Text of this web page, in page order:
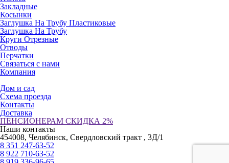
Закладные
Косынки
Заглушка На Трубу Пластиковые
Заглушка На Трубу
Круги Отрезные
Отводы
Перчатки
Связаться с нами
Компания
Дом и сад
Схема проезда
Контакты
Доставка
ПЕНСИОНЕРАМ СКИДКА 2%
Наши контакты
454008, Челябинск, Свердловский тракт , 3Д/1
8 351 247-63-52
8 922 710-63-52